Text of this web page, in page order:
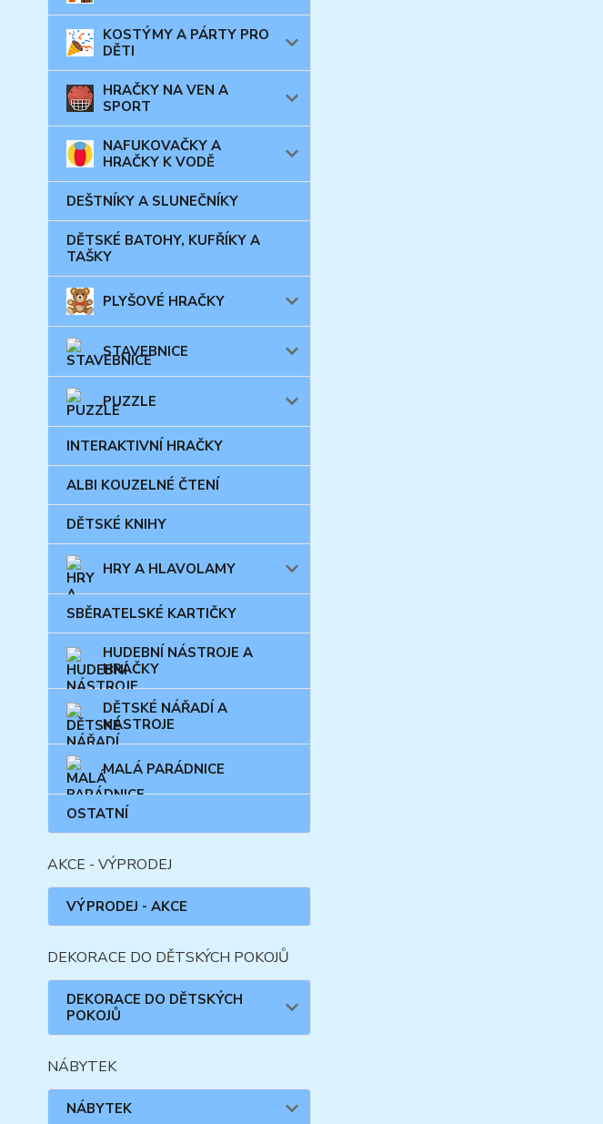
KOSTÝMY A PÁRTY PRO
DĚTI
HRAČKY NA VEN A
SPORT
NAFUKOVAČKY A
HRAČKY K VODĚ
DEŠTNÍKY A SLUNEČNÍKY
DĚTSKÉ BATOHY, KUFŘÍKY A
TAŠKY
PLYŠOVÉ HRAČKY
STAVEBNICE
PUZZLE
INTERAKTIVNÍ HRAČKY
ALBI KOUZELNÉ ČTENÍ
DĚTSKÉ KNIHY
HRY A HLAVOLAMY
SBĚRATELSKÉ KARTIČKY
HUDEBNÍ NÁSTROJE A
HRAČKY
DĚTSKÉ NÁŘADÍ A
NÁSTROJE
MALÁ PARÁDNICE
OSTATNÍ
AKCE - VÝPRODEJ
VÝPRODEJ - AKCE
DEKORACE DO DĚTSKÝCH POKOJŮ
DEKORACE DO DĚTSKÝCH
POKOJŮ
NÁBYTEK
NÁBYTEK